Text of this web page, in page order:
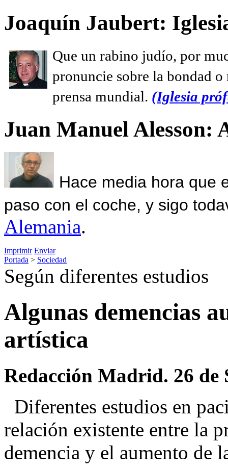
Joaquín Jaubert:
Que un rabino judío, por
pronuncie sobre la bondad
prensa mundial. (Iglesia
Juan Manuel Alesson:
Hace media hora que
paso con el coche, y sigo
Alemania.
Imprimir Enviar
Portada > Sociedad
Según diferentes estudios
Algunas demencias
artística
Redacción Madrid. 26 de
Diferentes estudios en
relación existente entre la
demencia y el aumento de